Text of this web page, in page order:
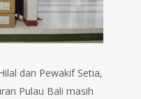
dan Pewakif Setia,
Pulau Bali masih